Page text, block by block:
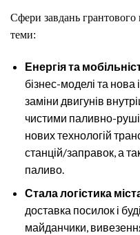
Сфери завдань
теми:
Енергія та
бізнес-моделі та
заміни двигунів
чистими паливно-
нових технологій
станцій/заправок, а
паливо.
Стала логістика
доставка посилок і
майданчики,